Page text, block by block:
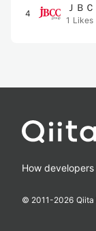
4
ＪＢ
ループ
1 Likes
How
© 2011-2026 Qiita